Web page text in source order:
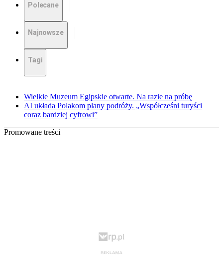
Polecane
Najnowsze
Tagi
Wielkie Muzeum Egipskie otwarte. Na razie na próbę
AI układa Polakom plany podróży. „Współcześni turyści
coraz bardziej cyfrowi”
Promowane treści